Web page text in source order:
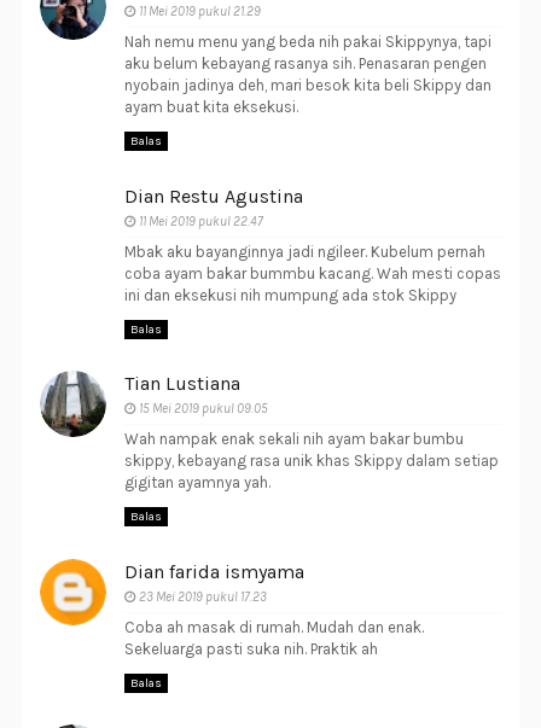
11 Mei 2019 pukul 21.29
Nah nemu menu yang beda nih pakai Skippynya, tapi
aku belum kebayang rasanya sih. Penasaran pengen
nyobain jadinya deh, mari besok kita beli Skippy dan
ayam buat kita eksekusi.
Balas
Dian Restu Agustina
11 Mei 2019 pukul 22.47
Mbak aku bayanginnya jadi ngileer. Kubelum pernah
coba ayam bakar bummbu kacang. Wah mesti copas
ini dan eksekusi nih mumpung ada stok Skippy
Balas
Tian Lustiana
15 Mei 2019 pukul 09.05
Wah nampak enak sekali nih ayam bakar bumbu
skippy, kebayang rasa unik khas Skippy dalam setiap
gigitan ayamnya yah.
Balas
Dian farida ismyama
23 Mei 2019 pukul 17.23
Coba ah masak di rumah. Mudah dan enak.
Sekeluarga pasti suka nih. Praktik ah
Balas